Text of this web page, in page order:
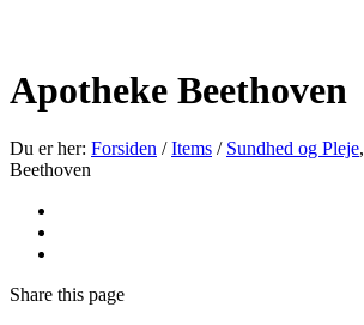
Apotheke Beethoven
Du er her: Forsiden / Items / Sundhed og Pleje,
Beethoven
Share this page